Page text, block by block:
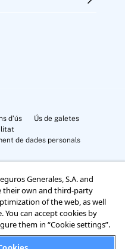
d’ús
Ús de galetes
de dades personals
Generales, S.A. and
their own and third-party
of the web, as well
You can accept cookies by
them in “Cookie settings”.